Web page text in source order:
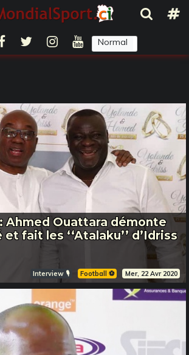
Normal
Ahmed Ouattara démonte
fait les ‘‘Atalaku’’ d’Idriss
Interview 🎙️ Football ⚽️ Mer, 22 Avr 2020